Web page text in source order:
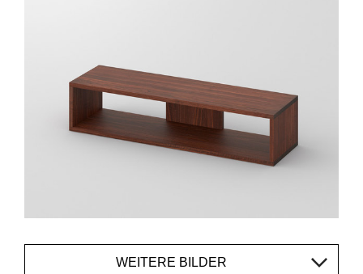
WEITERE BILDER